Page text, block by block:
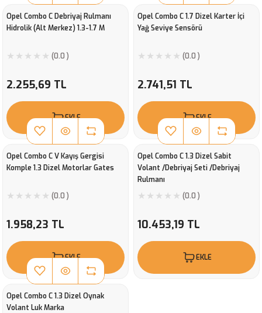
Opel Combo C Debriyaj Rulmanı
Hidrolik (Alt Merkez) 1.3-1.7 M
(0.0 )
2.255,69 TL
EKLE
Opel Combo C 1.7 Dizel Karter İçi
Yağ Seviye Sensörü
(0.0 )
2.741,51 TL
EKLE
Opel Combo C V Kayış Gergisi
Komple 1.3 Dizel Motorlar Gates
(0.0 )
1.958,23 TL
EKLE
Opel Combo C 1.3 Dizel Sabit
Volant /Debriyaj Seti /Debriyaj
Rulmanı
(0.0 )
10.453,19 TL
EKLE
Opel Combo C 1.3 Dizel Oynak
Volant Luk Marka